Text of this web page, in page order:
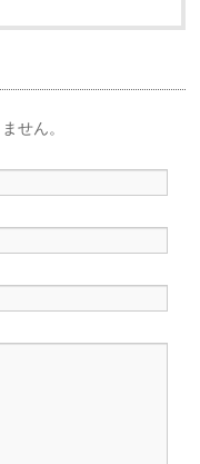
せん。